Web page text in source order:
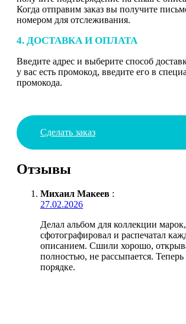
Когда отправим заказ вы получите
номером для отслеживания.
4. ДОСТАВКА И ОПЛАТА
Введите адрес и выберите способ
у вас есть промокод, введите его в
промокода.
Сделать заказ
Отзывы
Михаил Макеев :
27.02.2026
Делал альбом для коллекции марок,
сфотографировал и распечатал
описанием. Сшили хорошо,
полностью, не рассыпается. Теперь
порядке.